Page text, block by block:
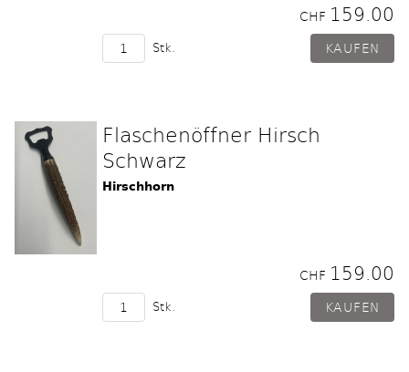
CHF 159.00
Stk.
Flaschenöffner Hirsch
Schwarz
Hirschhorn
CHF 159.00
Stk.